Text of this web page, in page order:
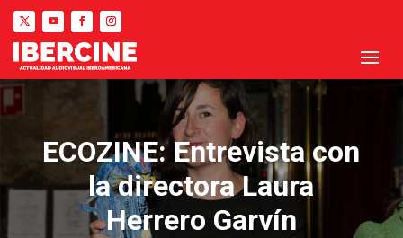
ECOZINE: Entrevista con
la directora Laura
Herrero Garvín